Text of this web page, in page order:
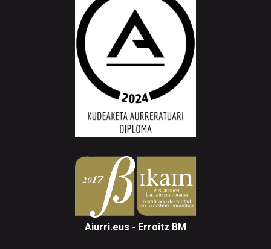
Aiurri.eus - Erroitz BM